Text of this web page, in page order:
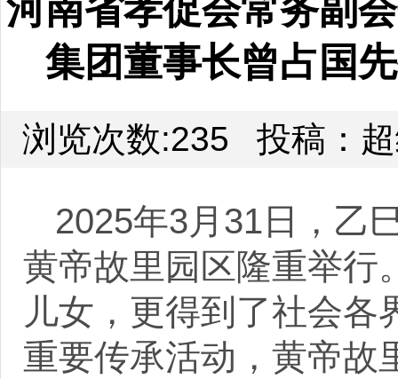
河南省孝促会常务副
集团董事长曾占国
浏览次数:235 投稿：
2025年3月31日，乙
黄帝故里园区隆重举行
儿女，更得到了社会
重要传承活动，黄帝故